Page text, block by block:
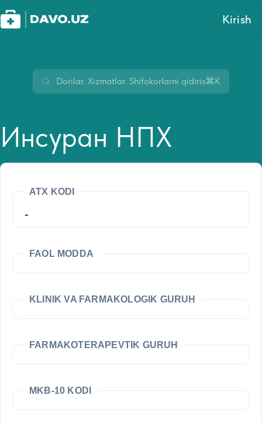
Kirish
⌘K
Инсуран НПХ
ATX KODI
-
FAOL MODDA
KLINIK VA FARMAKOLOGIK GURUH
FARMAKOTERAPEVTIK GURUH
MKB-10 KODI